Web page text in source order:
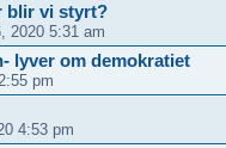
blir vi styrt?
2020 5:31 am
lyver om demokratiet
pm
4:53 pm